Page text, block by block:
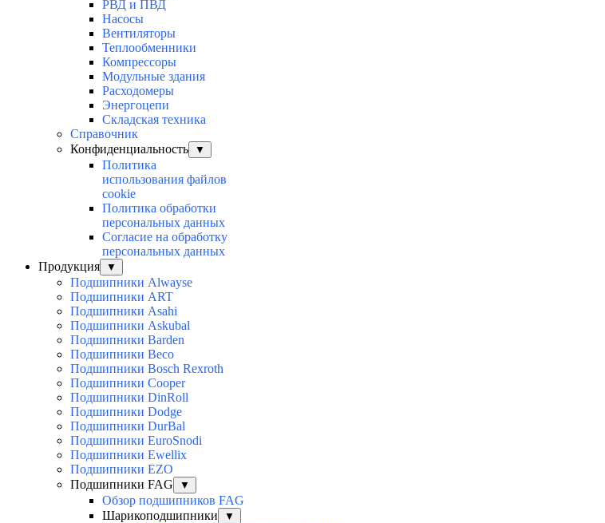
РВД и ПВД
Насосы
Вентиляторы
Теплообменники
Компрессоры
Модульные здания
Расходомеры
Энергоцепи
Складская техника
Справочник
Конфиденциальность
▼
Политика
использования файлов
cookie
Политика обработки
персональных данных
Согласие на обработку
персональных данных
Продукция
▼
Подшипники Alwayse
Подшипники ART
Подшипники Asahi
Подшипники Askubal
Подшипники Barden
Подшипники Beco
Подшипники Bosch Rexroth
Подшипники Cooper
Подшипники DinRoll
Подшипники Dodge
Подшипники DurBal
Подшипники EuroSnodi
Подшипники Ewellix
Подшипники EZO
Подшипники FAG
▼
Обзор подшипников FAG
Шарикоподшипники
▼